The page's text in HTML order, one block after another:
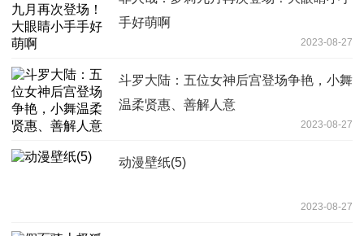
手好萌啊
2023-08-27
斗罗大陆：五位女神后宫登场争艳，小舞
温柔贤惠、善解人意
2023-08-27
动漫壁纸(5)
2023-08-27